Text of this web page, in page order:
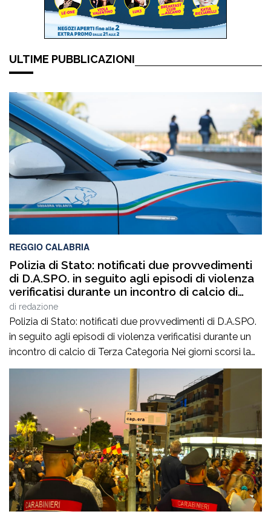
ULTIME PUBBLICAZIONI
REGGIO CALABRIA
Polizia di Stato: notificati due provvedimenti
di D.A.SPO. in seguito agli episodi di violenza
verificatisi durante un incontro di calcio di
Terza Categoria
di redazione
Polizia di Stato: notificati due provvedimenti di D.A.SPO.
in seguito agli episodi di violenza verificatisi durante un
incontro di calcio di Terza Categoria Nei giorni scorsi la
Polizia di Stato ha notificato due provvedimenti di
Divieto di Accesso alle Manifestazioni Sportive
(D.A.SPO.), emessi dalla Questura di Reggio Calabria alla
fine del mese di luglio, nei […]